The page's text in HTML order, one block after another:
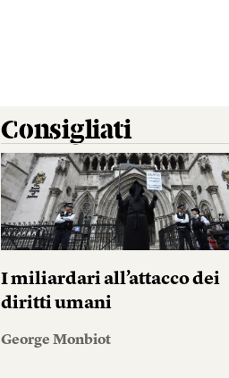
Consigliati
I miliardari all’attacco dei
diritti umani
George Monbiot